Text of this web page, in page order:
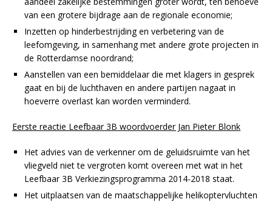
van een grotere bijdrage aan de regionale economie;
Inzetten op hinderbestrijding en verbetering van de
leefomgeving, in samenhang met andere grote projecten in
de Rotterdamse noordrand;
Aanstellen van een bemiddelaar die met klagers in gesprek
gaat en bij de luchthaven en andere partijen nagaat in
hoeverre overlast kan worden verminderd.
Eerste reactie Leefbaar 3B woordvoerder Jan Pieter Blonk
Het advies van de verkenner om de geluidsruimte van het
vliegveld niet te vergroten komt overeen met wat in het
Leefbaar 3B Verkiezingsprogramma 2014-2018 staat.
Het uitplaatsen van de maatschappelijke helikoptervluchten